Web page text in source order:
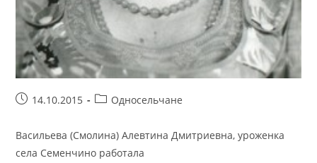
Запись14.10.2015
Рубрика
Односельчане
Васильева (Смолина) Алевтина Дмитриевна, уроженка
села Семенчино работала